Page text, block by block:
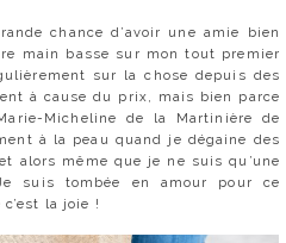
chance d’avoir une amie bien
main basse sur mon tout premier
sur la chose depuis des
à cause du prix, mais bien parce
Micheline de la Martinière de
à la peau quand je dégaine des
alors même que je ne suis qu’une
suis tombée en amour pour ce
la joie !